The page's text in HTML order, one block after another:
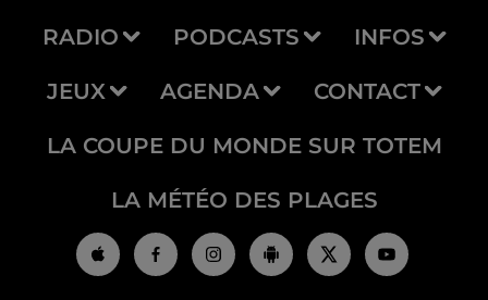
RADIO PODCASTS INFOS
JEUX AGENDA CONTACT
LA COUPE DU MONDE SUR TOTEM
LA MÉTÉO DES PLAGES